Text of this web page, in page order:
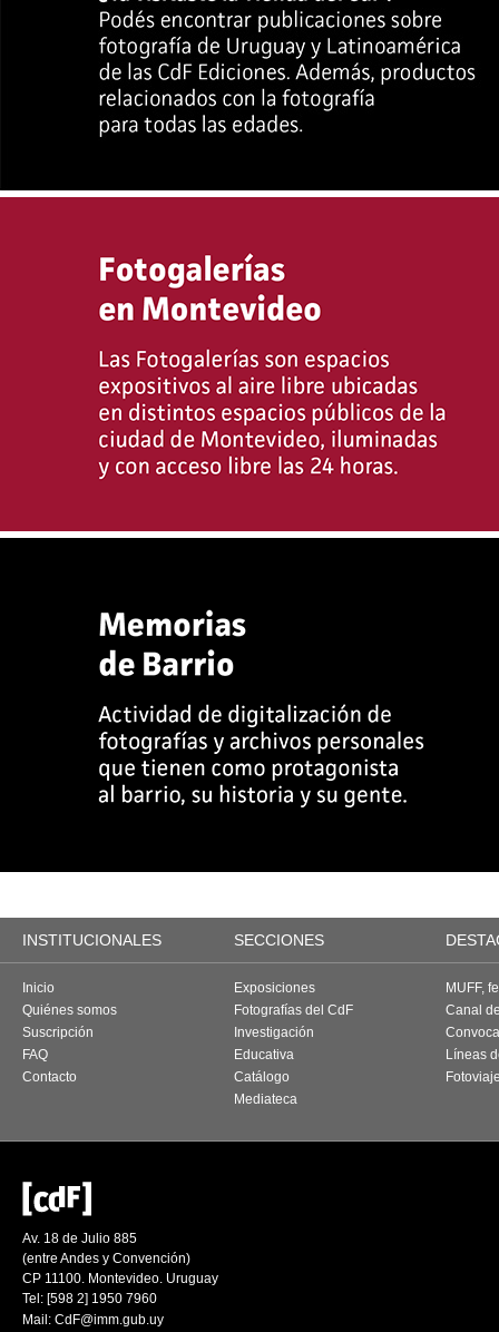
INSTITUCIONALES SECCIONES
Inicio
Quiénes somos
Suscripción
FAQ
Contacto
Exposiciones
Fotografías del CdF
Investigación
Educativa
Catálogo
Mediateca
MUFF,
Canal
Líneas
Av. 18 de Julio 885
(entre Andes y Convención)
CP 11100. Montevideo. Uruguay
Tel: [598 2] 1950 7960
Mail: CdF@imm.gub.uy